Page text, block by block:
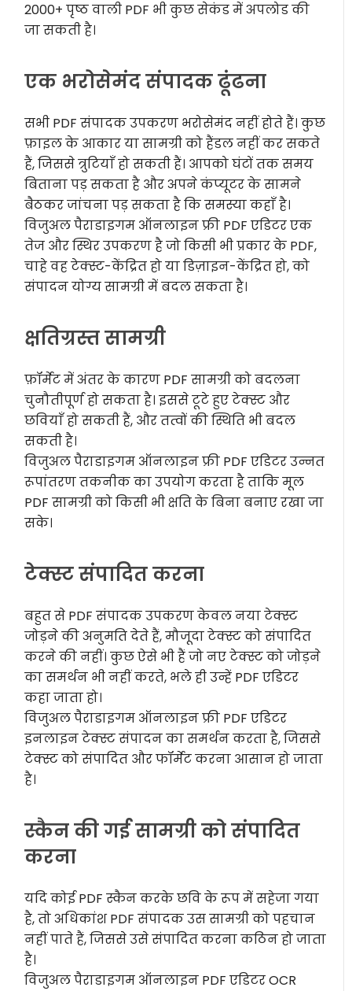
2000+ पृष्ठ वाली PDF भी कुछ सेकंड में अपलोड की
जा सकती है।
एक भरोसेमंद संपादक ढूंढना
सभी PDF संपादक उपकरण भरोसेमंद नहीं होते हैं। कुछ
फ़ाइल के आकार या सामग्री को हैंडल नहीं कर सकते
हैं, जिससे त्रुटियाँ हो सकती हैं। आपको घंटों तक समय
बिताना पड़ सकता है और अपने कंप्यूटर के सामने
बैठकर जांचना पड़ सकता है कि समस्या कहाँ है।
विजुअल पैराडाइगम ऑनलाइन फ्री PDF एडिटर एक
तेज और स्थिर उपकरण है जो किसी भी प्रकार के PDF,
चाहे वह टेक्स्ट-केंद्रित हो या डिज़ाइन-केंद्रित हो, को
संपादन योग्य सामग्री में बदल सकता है।
क्षतिग्रस्त सामग्री
फ़ॉर्मेट में अंतर के कारण PDF सामग्री को बदलना
चुनौतीपूर्ण हो सकता है। इससे टूटे हुए टेक्स्ट और
छवियाँ हो सकती हैं, और तत्वों की स्थिति भी बदल
सकती है।
विजुअल पैराडाइगम ऑनलाइन फ्री PDF एडिटर उन्नत
रूपांतरण तकनीक का उपयोग करता है ताकि मूल
PDF सामग्री को किसी भी क्षति के बिना बनाए रखा जा
सके।
टेक्स्ट संपादित करना
बहुत से PDF संपादक उपकरण केवल नया टेक्स्ट
जोड़ने की अनुमति देते हैं, मौजूदा टेक्स्ट को संपादित
करने की नहीं। कुछ ऐसे भी हैं जो नए टेक्स्ट को जोड़ने
का समर्थन भी नहीं करते, भले ही उन्हें PDF एडिटर
कहा जाता हो।
विजुअल पैराडाइगम ऑनलाइन फ्री PDF एडिटर
इनलाइन टेक्स्ट संपादन का समर्थन करता है, जिससे
टेक्स्ट को संपादित और फॉर्मेट करना आसान हो जाता
है।
स्कैन की गई सामग्री को संपादित
करना
यदि कोई PDF स्कैन करके छवि के रूप में सहेजा गया
है, तो अधिकांश PDF संपादक उस सामग्री को पहचान
नहीं पाते हैं, जिससे उसे संपादित करना कठिन हो जाता
है।
विजुअल पैराडाइगम ऑनलाइन PDF एडिटर OCR